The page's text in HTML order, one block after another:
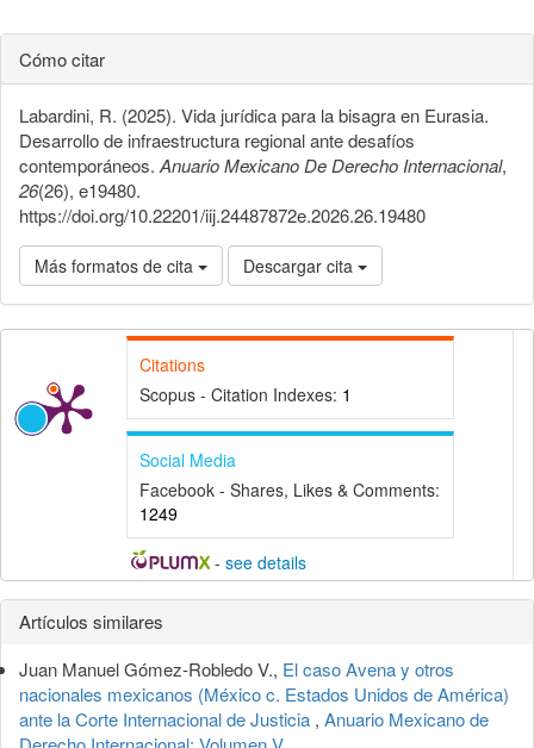
Cómo citar
Labardini, R. (2025). Vida jurídica para la bisagra en Eurasia.
Desarrollo de infraestructura regional ante desafíos
contemporáneos. Anuario Mexicano De Derecho Internacional,
26(26), e19480.
https://doi.org/10.22201/iij.24487872e.2026.26.19480
Más formatos de cita Descargar cita
Citations
Scopus - Citation Indexes: 1
Social Media
Facebook - Shares, Likes & Comments:
1249
- see details
Detalles
del
artículo
Artículos similares
Juan Manuel Gómez-Robledo V., El caso Avena y otros
nacionales mexicanos (México c. Estados Unidos de América)
ante la Corte Internacional de Justicia , Anuario Mexicano de